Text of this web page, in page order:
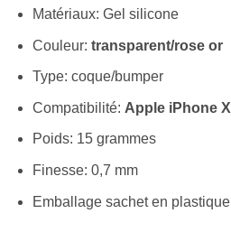
Matériaux: Gel silicone
Couleur: transparent/rose or
Type: coque/bumper
Compatibilité: Apple iPhone X
Poids: 15 grammes
Finesse: 0,7 mm
Emballage sachet en plastique